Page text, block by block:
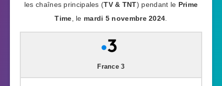
les chaînes principales (TV & TNT) pendant le Prime
Time , le mardi 5 novembre 2024
France 3